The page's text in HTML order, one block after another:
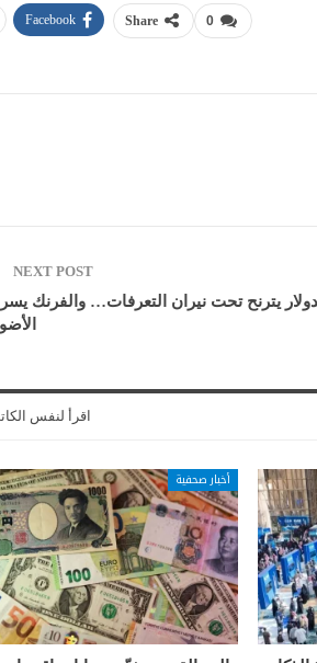
0
Share
Facebook
NEXT POST
يترنح تحت نيران التعرفات… والفرنك
اقرأ لنفس
أخبار صحفية